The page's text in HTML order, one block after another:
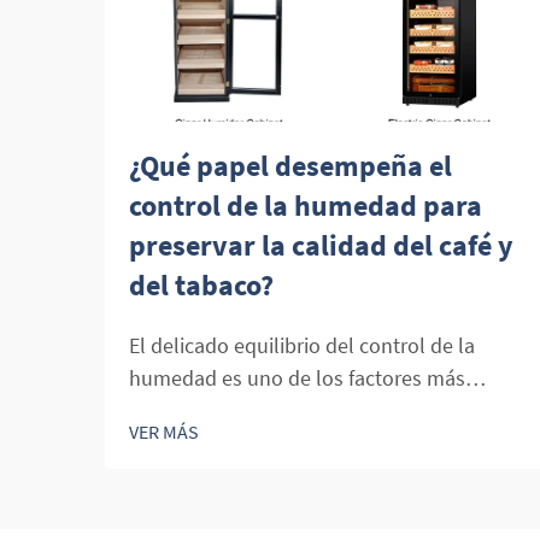
¿Qué papel desempeña el
control de la humedad para
preservar la calidad del café y
del tabaco?
El delicado equilibrio del control de la
humedad es uno de los factores más
y el valor económico tanto del café como
VER MÁS